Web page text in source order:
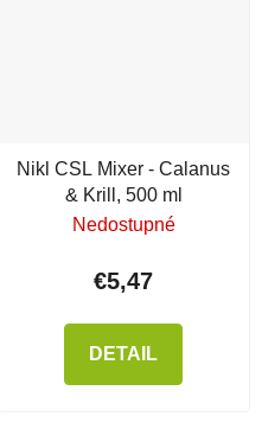
Nikl CSL Mixer - Calanus
& Krill, 500 ml
Nedostupné
€5,47
DETAIL